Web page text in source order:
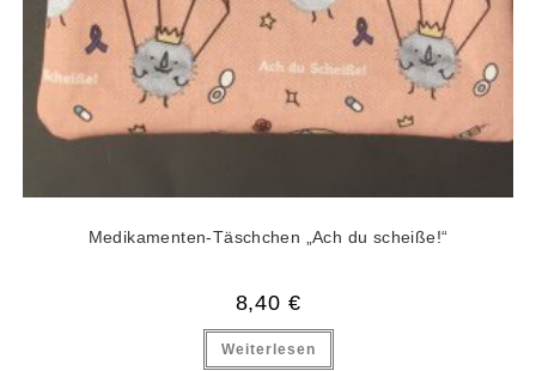
Medikamenten-Täschchen „Ach du scheiße!“
8,40 €
Weiterlesen